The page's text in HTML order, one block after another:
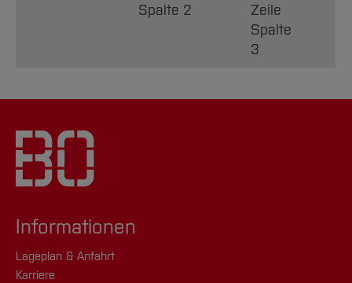
Spalte 2
Zeile
Spalte
3
Informationen
Lageplan & Anfahrt
Karriere